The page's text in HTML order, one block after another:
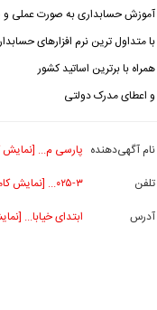
آموزش حسابداری به صورت عملی و
با متداول ترین نرم افزارهای
همراه با برترین اساتید کشور
و اعطای مدرک دولتی
نام آگهی‌دهنده پارسی م... [نمایش
تلفن
۰۲۵-۳... [نمایش کامل]
آدرس
ابتدای خیابا...